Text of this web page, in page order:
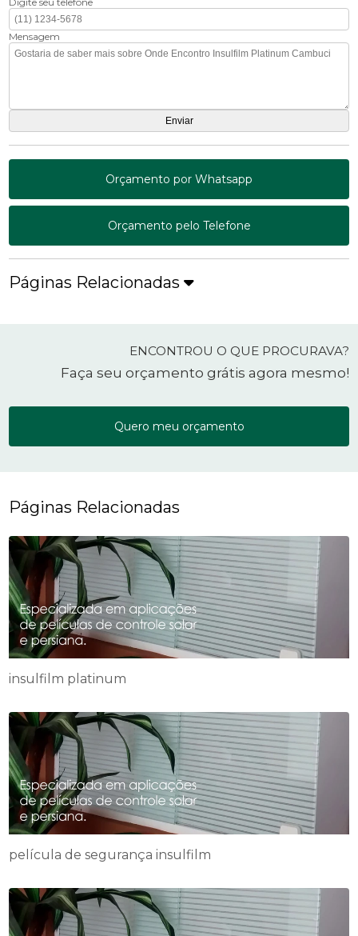
Mensagem
Orçamento por Whatsapp
Orçamento pelo Telefone
Páginas Relacionadas
ENCONTROU O QUE PROCURAVA?
Faça seu orçamento grátis agora mesmo!
Quero meu orçamento
Páginas Relacionadas
insulfilm platinum
película de segurança insulfilm